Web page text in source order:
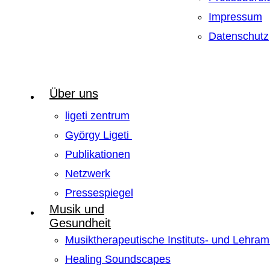
Impressum
Datenschutz
Über uns
ligeti zentrum
György Ligeti
Publikationen
Netzwerk
Pressespiegel
Musik und
Gesundheit
Musiktherapeutische Instituts- und
Healing Soundscapes